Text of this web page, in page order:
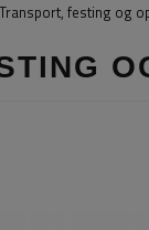
Transport, festing og